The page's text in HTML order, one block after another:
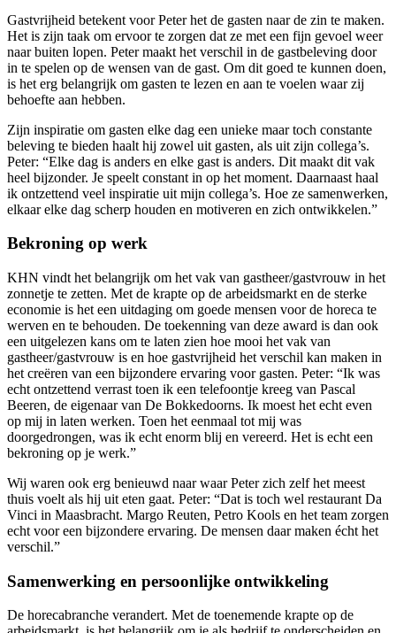
Gastvrijheid betekent voor Peter het de gasten naar de zin te maken.
Het is zijn taak om ervoor te zorgen dat ze met een fijn gevoel weer
naar buiten lopen. Peter maakt het verschil in de gastbeleving door
in te spelen op de wensen van de gast. Om dit goed te kunnen doen,
is het erg belangrijk om gasten te lezen en aan te voelen waar zij
behoefte aan hebben.
Zijn inspiratie om gasten elke dag een unieke maar toch constante
beleving te bieden haalt hij zowel uit gasten, als uit zijn collega’s.
Peter: “Elke dag is anders en elke gast is anders. Dit maakt dit vak
heel bijzonder. Je speelt constant in op het moment. Daarnaast haal
ik ontzettend veel inspiratie uit mijn collega’s. Hoe ze samenwerken,
elkaar elke dag scherp houden en motiveren en zich ontwikkelen.”
Bekroning op werk
KHN vindt het belangrijk om het vak van gastheer/gastvrouw in het
zonnetje te zetten. Met de krapte op de arbeidsmarkt en de sterke
economie is het een uitdaging om goede mensen voor de horeca te
werven en te behouden. De toekenning van deze award is dan ook
een uitgelezen kans om te laten zien hoe mooi het vak van
gastheer/gastvrouw is en hoe gastvrijheid het verschil kan maken in
het creëren van een bijzondere ervaring voor gasten. Peter: “Ik was
echt ontzettend verrast toen ik een telefoontje kreeg van Pascal
Beeren, de eigenaar van De Bokkedoorns. Ik moest het echt even
op mij in laten werken. Toen het eenmaal tot mij was
doorgedrongen, was ik echt enorm blij en vereerd. Het is echt een
bekroning op je werk.”
Wij waren ook erg benieuwd naar waar Peter zich zelf het meest
thuis voelt als hij uit eten gaat. Peter: “Dat is toch wel restaurant Da
Vinci in Maasbracht. Margo Reuten, Petro Kools en het team zorgen
echt voor een bijzondere ervaring. De mensen daar maken écht het
verschil.”
Samenwerking en persoonlijke ontwikkeling
De horecabranche verandert. Met de toenemende krapte op de